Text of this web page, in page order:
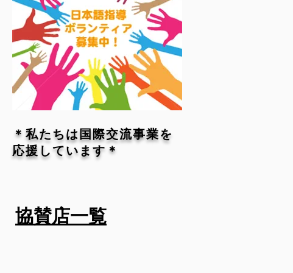
＊私たちは国際交流事業を
応援しています＊
協賛店一覧